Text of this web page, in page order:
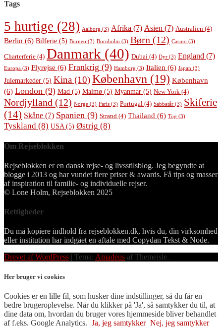
Tags
5 hurtige (28) Aalborg (3) Afrika (7) Asien (7) Australien (4)
Berlin (6) Bilferie (5) Borneo (3) Bornholm (3) Børn (12) Casino (3)
Charterferie (4) Danmark (40) Dubai (4) Dyr (3) England (7)
Europa (3) Flyrejse (6) Frankrig (9) Hamborg (3) Italien (6) Japan (3)
Julemarkeder (5) Kina (10)København (19) København
(6) London (9) Mad (5) Malmø (5) Myanmar (5) New York (4)
Nordjylland (12) Norge (3) Paris (3) Portugal (4) Sabbatår (3) Skiferie
(14) Skåne (7) Spanien (9) Strand (4) Thailand (6) Tog (3)
Tyskland (8) USA(5) Østrig (8)
Om Rejseblokken
Rejseblokken er en dansk rejse- og livsstilsblog. Jeg begyndte at
blogge i 2013 og har vundet flere priser & awards. Få tips og masser
af inspiration til familie- og individuelle rejser.
© Lone Holm, Rejseblokken 2025
Rettigheder
Du må kopiere indhold fra rejseblokken.dk, hvis du, din virksomhed
eller institution har indgået en aftale med Copydan Tekst & Node.
Drevet af WordPress | Tema: Amadeus af Themeisle.
Her bruger vi cookies
Cookies er en lille fil, som husker dine indstillinger, så du får en
bedre brugeroplevelse. Når du klikker på 'Ja', så samtykker du til, at
dine data om, hvordan du bruger vores hjemmeside bliver behandlet
af f.eks. Google Analytics. Ja, jeg samtykker Nej, jeg samtykker